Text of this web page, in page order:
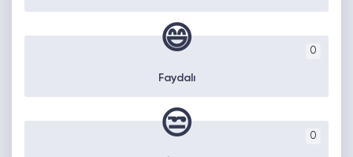
0
😄
Faydalı
0
😒